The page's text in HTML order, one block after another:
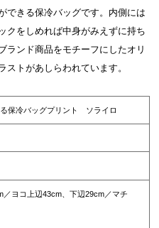
できる保冷バッグです。内側には
クをしめれば中身がみえずに持ち
ランド商品をモチーフにしたオリ
ストがあしらわれています。
保冷バッグプリント ソライロ
／ヨコ上辺43cm、下辺29cm／マチ